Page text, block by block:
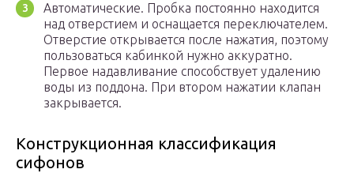
Автоматические. Пробка постоянно находится
над отверстием и оснащается переключателем.
Отверстие открывается после нажатия, поэтому
пользоваться кабинкой нужно аккуратно.
Первое надавливание способствует удалению
воды из поддона. При втором нажатии клапан
закрывается.
Конструкционная классификация
сифонов